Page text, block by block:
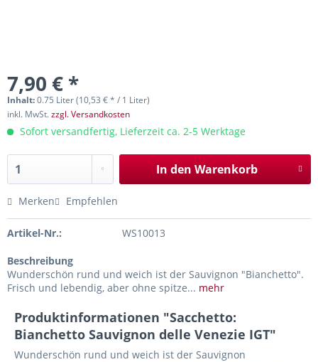
7,90 € *
Inhalt:0.75 Liter (10,53 € * / 1 Liter)
inkl. MwSt.zzgl. Versandkosten
Sofort versandfertig, Lieferzeit ca. 2-5 Werktage
In den Warenkorb
Merken Empfehlen
Artikel-Nr.: WS10013
Beschreibung
Wunderschön rund und weich ist der Sauvignon "Bianchetto".
Frisch und lebendig, aber ohne spitze... mehr
Produktinformationen "Sacchetto:
Bianchetto Sauvignon delle Venezie IGT"
Wunderschön rund und weich ist der Sauvignon